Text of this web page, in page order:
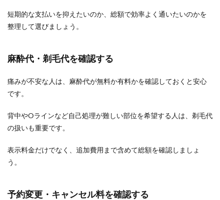
短期的な支払いを抑えたいのか、総額で効率よく通いたいのかを
整理して選びましょう。
麻酔代・剃毛代を確認する
痛みが不安な人は、麻酔代が無料か有料かを確認しておくと安心
です。
背中やOラインなど自己処理が難しい部位を希望する人は、剃毛代
の扱いも重要です。
表示料金だけでなく、追加費用まで含めて総額を確認しましょ
う。
予約変更・キャンセル料を確認する